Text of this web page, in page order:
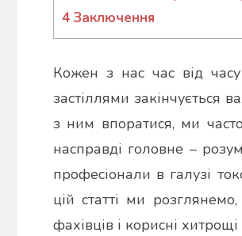
4Заключення
Кожен з нас час від
застіллями закінчується
з ним впоратися, ми
насправді головне –
професіонали в галузі
цій статті ми
фахівців і корисні